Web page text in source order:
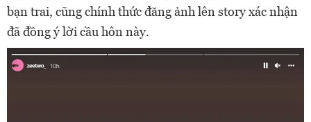
bạn trai, cũng chính thức đăng ảnh lên story xác nhận
đã đồng ý lời cầu hôn này.